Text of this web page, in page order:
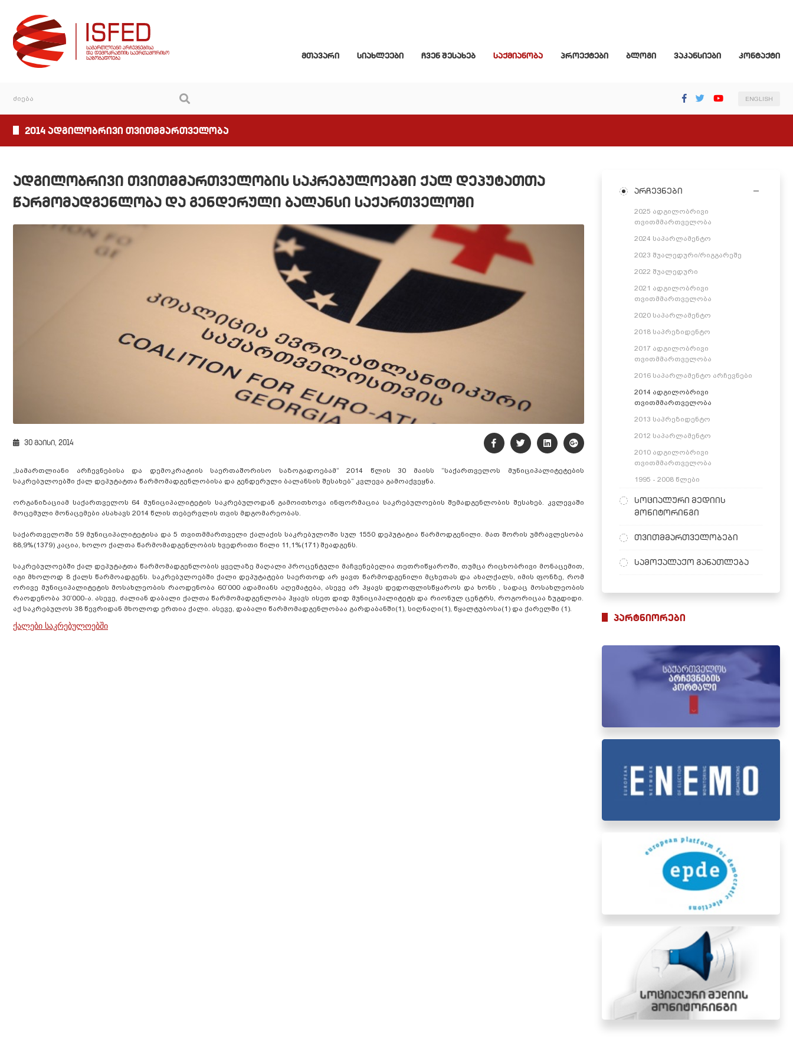
მთავარი სიახლეები ჩვენ შესახებ საქმიანობა პროექტები ბლოგი ვაკანსიები კონტაქტი
ENGLISH
2014 ადგილობრივი თვითმმართველობა
ადგილობრივი თვითმმართველობის საკრებულოებში ქალ დეპუტათთა
წარმომადგენლობა და გენდერული ბალანსი საქართველოში
30 მაისი, 2014
„სამართლიანი არჩევნებისა და დემოკრატიის საერთაშორისო საზოგადოებამ“ 2014 წლის 30 მაისს “საქართველოს მუნიციპალიტეტების
საკრებულოებში ქალ დეპუტატთა წარმომადგენლობისა და გენდერული ბალანსის შესახებ“ კვლევა გამოაქვეყნა.
ორგანიზაციამ საქართველოს 64 მუნიციპალიტეტის საკრებულოდან გამოითხოვა ინფორმაცია საკრებულოების შემადგენლობის შესახებ. კვლევაში
მოცემული მონაცემები ასახავს 2014 წლის თებერვლის თვის მდგომარეობას.
საქართველოში 59 მუნიციპალიტეტისა და 5 თვითმმართველი ქალაქის საკრებულოში სულ 1550 დეპუტატია წარმოდგენილი. მათ შორის უმრავლესობა
88,9%(1379) კაცია, ხოლო ქალთა წარმომადგენლობის ხვედრითი წილი 11,1%(171) შეადგენს.
საკრებულოებში ქალ დეპუტატთა წარმომადგენლობის ყველაზე მაღალი პროცენტული მაჩვენებელია თეთრიწყაროში, თუმცა რიცხობრივი მონაცემით,
იგი მხოლოდ 8 ქალს წარმოადგენს. საკრებულოებში ქალი დეპუტატები საერთოდ არ ყავთ წარმოდგენილი მცხეთას და ახალქალს, იმის ფონზე, რომ
ორივე მუნიციპალიტეტის მოსახლეობის რაოდენობა 60’000 ადამიანს აღემატება, ასევე არ ჰყავს დედოფლისწყაროს და ხონს , სადაც მოსახლეობის
რაოდენობა 30’000-ა. ასევე, ძალიან დაბალი ქალთა წარმომადგენლობა ჰყავს ისეთ დიდ მუნიციპალიტეტს და რიონულ ცენტრს, როგორიცაა ზუგდიდი.
აქ საკრებულოს 38 წევრიდან მხოლოდ ერთია ქალი. ასევე, დაბალი წარმომადგენლობაა გარდაბანში(1), სიღნაღი(1), წყალტუბოსა(1) და ქარელში (1).
ქალები საკრებულოებში
არჩევნები
2025 ადგილობრივი
თვითმმართველობა
2024 საპარლამენტო
2023 შუალედური/რიგგარეშე
2022 შუალედური
2021 ადგილობრივი
თვითმმართველობა
2020 საპარლამენტო
2018 საპრეზიდენტო
2017 ადგილობრივი
თვითმმართველობა
2016 საპარლამენტო არჩევნები
2014 ადგილობრივი
თვითმმართველობა
2013 საპრეზიდენტო
2012 საპარლამენტო
2010 ადგილობრივი
თვითმმართველობა
1995 - 2008 წლები
სოციალური მედიის
მონიტორინგი
თვითმმართველობები
სამოქალაქო განათლება
პარტნიორები